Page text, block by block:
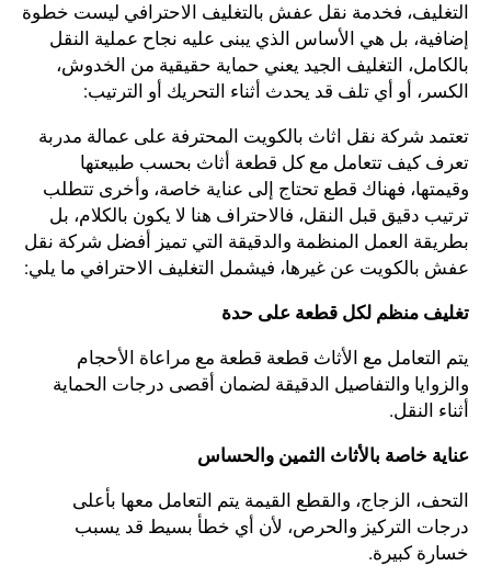
التغليف، فخدمة نقل عفش بالتغليف الاحترافي ليست خطوة
إضافية، بل هي الأساس الذي يبنى عليه نجاح عملية النقل
بالكامل، التغليف الجيد يعني حماية حقيقية من الخدوش،
الكسر، أو أي تلف قد يحدث أثناء التحريك أو الترتيب:
تعتمد شركة نقل اثاث بالكويت المحترفة على عمالة مدربة
تعرف كيف تتعامل مع كل قطعة أثاث بحسب طبيعتها
وقيمتها، فهناك قطع تحتاج إلى عناية خاصة، وأخرى تتطلب
ترتيب دقيق قبل النقل، فالاحتراف هنا لا يكون بالكلام، بل
بطريقة العمل المنظمة والدقيقة التي تميز أفضل شركة نقل
عفش بالكويت عن غيرها، فيشمل التغليف الاحترافي ما يلي:
تغليف منظم لكل قطعة على حدة
يتم التعامل مع الأثاث قطعة قطعة مع مراعاة الأحجام
والزوايا والتفاصيل الدقيقة لضمان أقصى درجات الحماية
أثناء النقل.
عناية خاصة بالأثاث الثمين والحساس
التحف، الزجاج، والقطع القيمة يتم التعامل معها بأعلى
درجات التركيز والحرص، لأن أي خطأ بسيط قد يسبب
خسارة كبيرة.